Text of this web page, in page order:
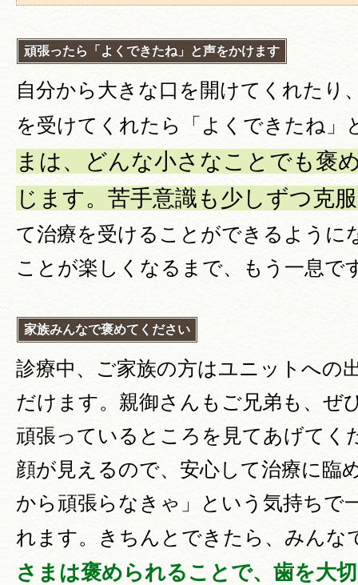
頑張ったら「よくできたね」と声をかけます
自分から大きな口を開けてくれたり
を受けてくれたら「よくできたね」
まは、どんな小さなことでも褒
じます。苦手意識も少しずつ克
て治療を受けることができるように
ことが楽しくなるまで、もう一息で
家族みんなで褒めてください
診療中、ご家族の方はユニットへの
だけます。親御さんもご兄弟も、ぜ
頑張っているところを見てあげてく
顔が見えるので、安心して治療に臨
から頑張らなきゃ」という気持ちで
れます。きちんとできたら、みんな
さまは褒められることで、歯を大